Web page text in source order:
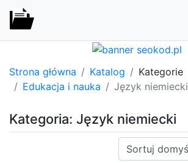
Strona główna Katalog
Kategorie
Edukacja i nauka
Język niemiecki
Kategoria: Język niemiecki
Sortuj: